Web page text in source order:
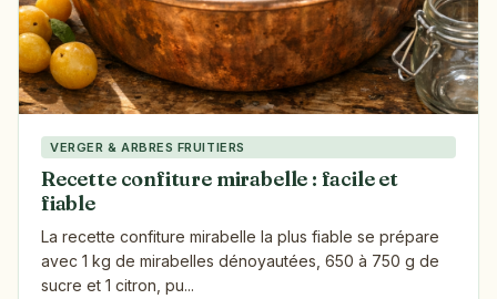
VERGER & ARBRES FRUITIERS
Recette confiture mirabelle : facile et
fiable
La recette confiture mirabelle la plus fiable se prépare
avec 1 kg de mirabelles dénoyautées, 650 à 750 g de
sucre et 1 citron, pu...